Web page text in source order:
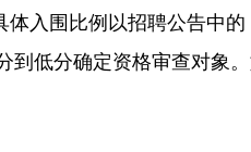
入围比例以招聘公告中
低分确定资格审查对象